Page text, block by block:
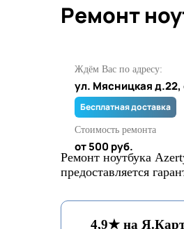
Ремонт
Ждём Вас по адресу:
ул. Мясницкая д.22,
Бесплатная доставка
Стоимость ремонта
от 500 руб.
Ремонт ноутбука
предоставляется
4,9★ на